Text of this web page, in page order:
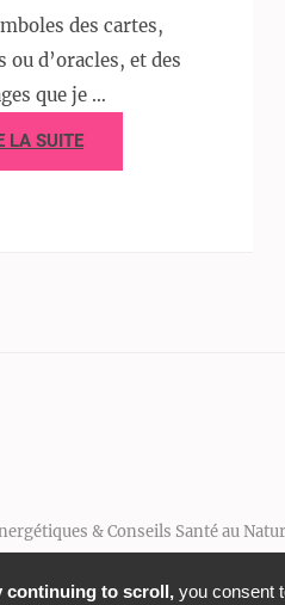
des cartes,
ou d’oracles, et des
que je …
LA SUITE
& Conseils Santé au
continuing to scroll,you consent